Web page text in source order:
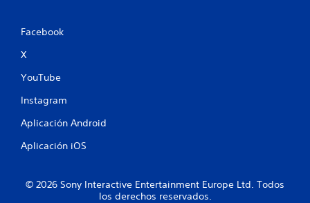
Facebook
X
YouTube
Instagram
Aplicación Android
Aplicación iOS
© 2026 Sony Interactive Entertainment Europe Ltd. Todos
los derechos reservados.